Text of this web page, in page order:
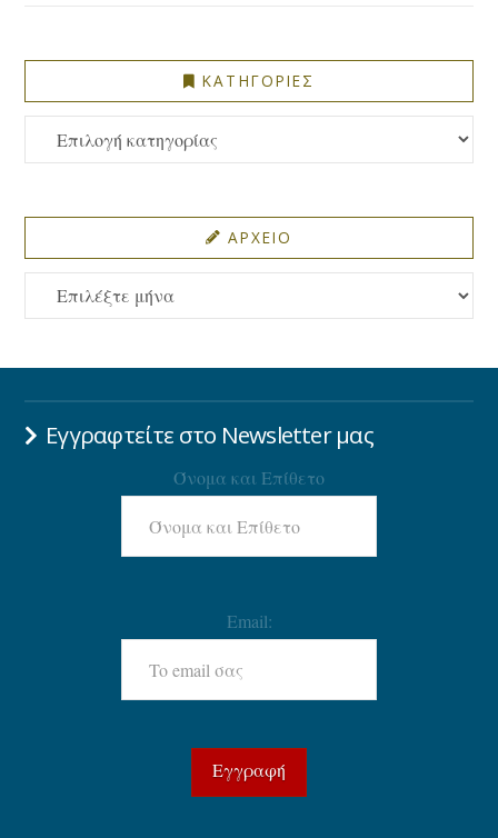
ΚΑΤΗΓΟΡΙΕΣ
ΚΑΤΗΓΟΡΙΕΣ
ΑΡΧΕΙΟ
ΑΡΧΕΙΟ
Εγγραφτείτε στο Newsletter μας
Όνομα και Επίθετο
Email: